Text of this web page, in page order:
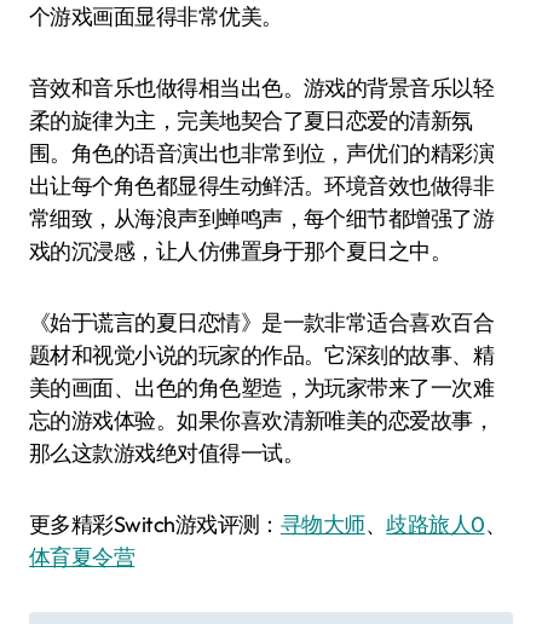
个游戏画面显得非常优美。
音效和音乐也做得相当出色。游戏的背景音乐以轻
柔的旋律为主，完美地契合了夏日恋爱的清新氛
围。角色的语音演出也非常到位，声优们的精彩演
出让每个角色都显得生动鲜活。环境音效也做得非
常细致，从海浪声到蝉鸣声，每个细节都增强了游
戏的沉浸感，让人仿佛置身于那个夏日之中。
《始于谎言的夏日恋情》是一款非常适合喜欢百合
题材和视觉小说的玩家的作品。它深刻的故事、精
美的画面、出色的角色塑造，为玩家带来了一次难
忘的游戏体验。如果你喜欢清新唯美的恋爱故事，
那么这款游戏绝对值得一试。
更多精彩Switch游戏评测： 寻物大师、歧路旅人0、
体育夏令营